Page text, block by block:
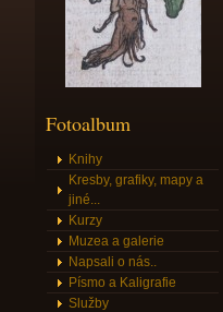
Fotoalbum
Knihy
Kresby, grafiky, mapy a
jiné...
Kurzy
Muzea a galerie
Napsali o nás..
Písmo a Kaligrafie
Služby